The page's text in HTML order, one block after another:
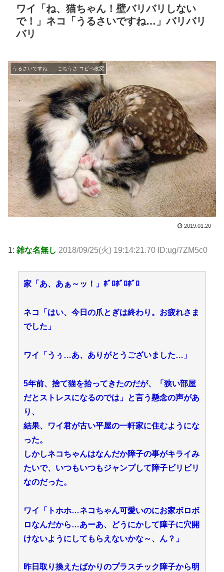
ワイ「ね、猫ちゃん！壁バリバリしない
で！」ネコ「うるさいですね…」バリバリ
バリ
うるさいですね… ごちうさ コピペ改変
2019.01.20
1: 雑な名無し 2018/09/25(火) 19:14:21.70 ID:ug/7ZM5c0
家「あ、あぁ～ッ！」ﾎﾞﾛﾎﾞﾛﾎﾞﾛ
ネコ「はい、今日の爪とぎは終わり。お疲れさま
でした」
ワイ「うぅ…あ、ありがとうございました…」
5年前、捨て猫を拾ってきたのだが、「狭い部屋
だとストレスになるのでは」と言う懸念の声があ
り、
結果、ワイ君が古い平屋の一軒家に住むようにな
った。
しかしネコちゃんはなんだか障子の事がキライみ
たいで、いつもいつもジャンプして障子ビリビリ
なのだった。
ワイ「トホホ…ネコちゃん可愛いのにお家ボロボ
ロなんだから…あーあ、どうにかして障子に穴開
けないようにしてもらえないかな～、ん？」
昨日取り換えたばかりのプラスチック障子から明